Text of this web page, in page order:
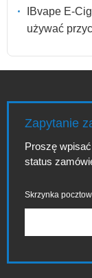
IBvape E-
używać
Zapytanie
Proszę
status
Skrzynka